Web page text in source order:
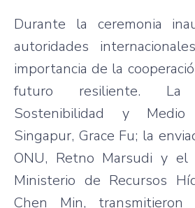
Durante la ceremonia
autoridades
importancia de la
futuro resiliente.
Sostenibilidad y
Singapur, Grace Fu; la
ONU, Retno Marsudi y el
Ministerio de Recursos
Chen Min, transmitieron